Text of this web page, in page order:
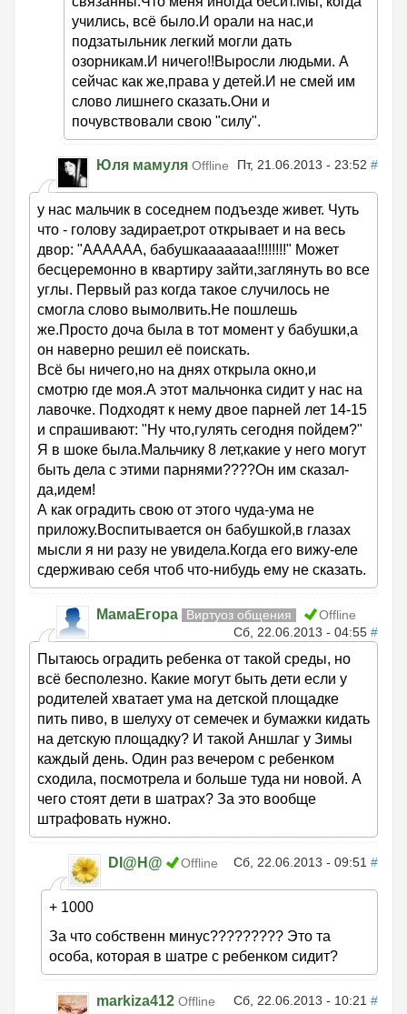
учились, всё было.И орали на нас,и
подзатыльник легкий могли дать
озорникам.И ничего!!Выросли людьми. А
сейчас как же,права у детей.И не смей им
слово лишнего сказать.Они и
почувствовали свою "силу".
Юля мамуля Offline Пт, 21.06.2013 - 23:52 #
у нас мальчик в соседнем подъезде живет. Чуть
что - голову задирает,рот открывает и на весь
двор: "АААААА, бабушкааааааа!!!!!!!!" Может
бесцеремонно в квартиру зайти,заглянуть во все
углы. Первый раз когда такое случилось не
смогла слово вымолвить.Не пошлешь
же.Просто доча была в тот момент у бабушки,а
он наверно решил её поискать.
Всё бы ничего,но на днях открыла окно,и
смотрю где моя.А этот мальчонка сидит у нас на
лавочке. Подходят к нему двое парней лет 14-15
и спрашивают: "Ну что,гулять сегодня пойдем?"
Я в шоке была.Мальчику 8 лет,какие у него могут
быть дела с этими парнями????Он им сказал-
да,идем!
А как оградить свою от этого чуда-ума не
приложу.Воспитывается он бабушкой,в глазах
мысли я ни разу не увидела.Когда его вижу-еле
сдерживаю себя чтоб что-нибудь ему не сказать.
МамаЕгора Виртуоз общения
Offline
Сб, 22.06.2013 - 04:55 #
Пытаюсь оградить ребенка от такой среды, но
всё бесполезно. Какие могут быть дети если у
родителей хватает ума на детской площадке
пить пиво, в шелуху от семечек и бумажки кидать
на детскую площадку? И такой Аншлаг у Зимы
каждый день. Один раз вечером с ребенком
сходила, посмотрела и больше туда ни новой. А
чего стоят дети в шатрах? За это вообще
штрафовать нужно.
DI@H@ Offline Сб, 22.06.2013 - 09:51 #
+ 1000
За что собственн минус????????? Это та
особа, которая в шатре с ребенком сидит?
markiza412 Offline Сб, 22.06.2013 - 10:21 #